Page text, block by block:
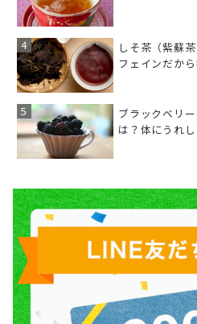
しそ茶（紫蘇
フェインだか
ブラックベリ
は？体にうれ